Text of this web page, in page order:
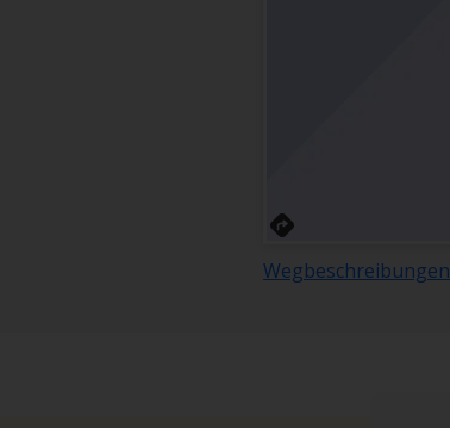
Wegbeschreibungen